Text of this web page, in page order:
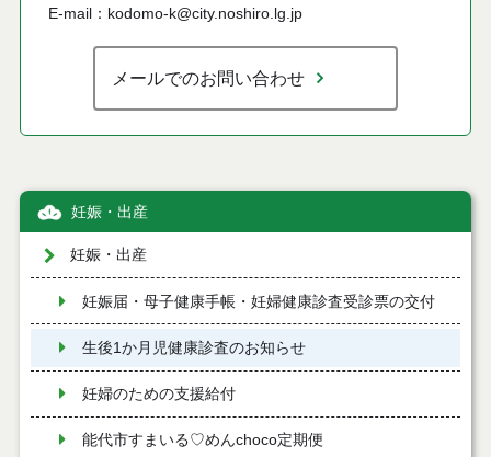
E-mail：kodomo-k@city.noshiro.lg.jp
メールでのお問い合わせ
妊娠・出産
妊娠・出産
妊娠届・母子健康手帳・妊婦健康診査受診票の交付
生後1か月児健康診査のお知らせ
妊婦のための支援給付
能代市すまいる♡めんchoco定期便